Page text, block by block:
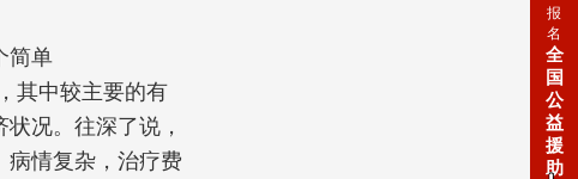
简单
其中较主要的有
况。往深了说，
病情复杂，治疗费
报
名
全
国
公
益
援
助